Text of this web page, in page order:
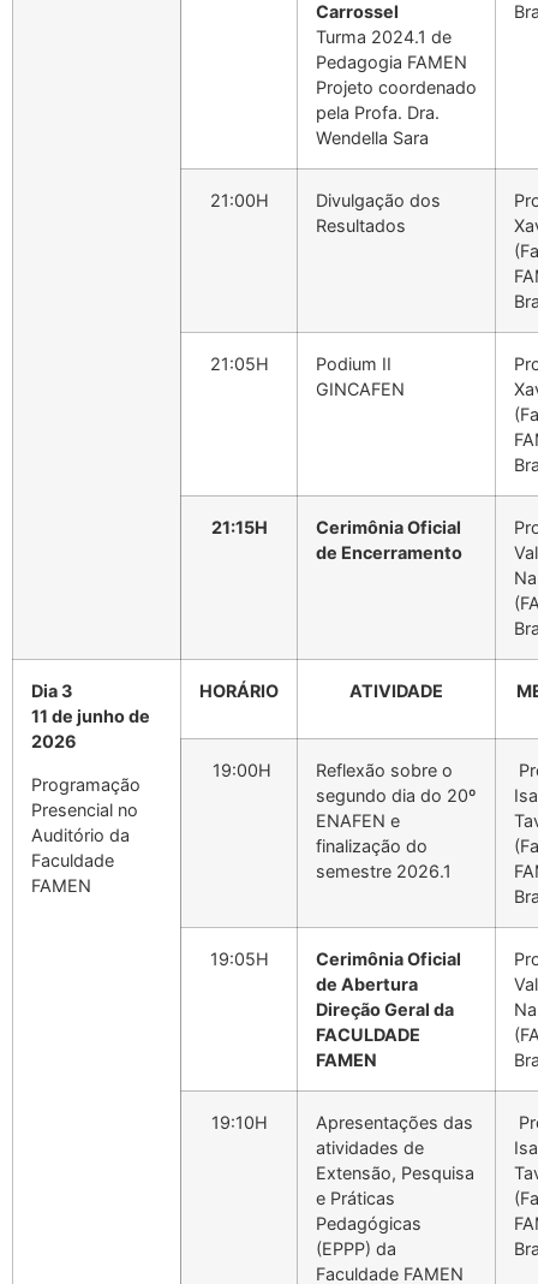
Carrossel
Turma 2024.1 de
Pedagogia FAMEN
Projeto coordenado
pela Profa. Dra.
Wendella Sara
21:00H
Divulgação dos
Resultados
21:05H
Podium II
GINCAFEN
21:15H
Cerimônia Oficial
de Encerramento
Dia 3
11 de junho de
2026
Programação
Presencial no
Auditório da
Faculdade
FAMEN
HORÁRIO ATIVIDADE
19:00H
Reflexão sobre o
segundo dia do 20º
ENAFEN e
finalização do
semestre 2026.1
19:05H
Cerimônia Oficial
de Abertura
Direção Geral da
FACULDADE
FAMEN
19:10H
Apresentações das
atividades de
Extensão, Pesquisa
e Práticas
Pedagógicas
(EPPP) da
Faculdade FAMEN